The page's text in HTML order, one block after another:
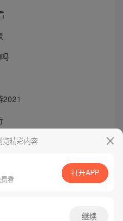
2021
览精彩内容
看
打开APP
继续
：粤B2-20090059-5